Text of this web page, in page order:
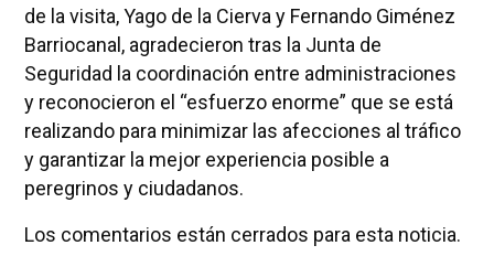
de la visita, Yago de la Cierva y Fernando Giménez
Barriocanal, agradecieron tras la Junta de
Seguridad la coordinación entre administraciones
y reconocieron el “esfuerzo enorme” que se está
realizando para minimizar las afecciones al tráfico
y garantizar la mejor experiencia posible a
peregrinos y ciudadanos.
Los comentarios están cerrados para esta noticia.